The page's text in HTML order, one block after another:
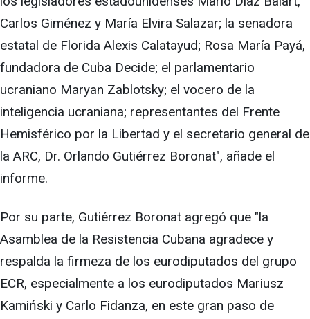
Carlos Giménez y María Elvira Salazar; la senadora
estatal de Florida Alexis Calatayud; Rosa María Payá,
fundadora de Cuba Decide; el parlamentario
ucraniano Maryan Zablotsky; el vocero de la
inteligencia ucraniana; representantes del Frente
Hemisférico por la Libertad y el secretario general de
la ARC, Dr. Orlando Gutiérrez Boronat", añade el
informe.
Por su parte, Gutiérrez Boronat agregó que "la
Asamblea de la Resistencia Cubana agradece y
respalda la firmeza de los eurodiputados del grupo
ECR, especialmente a los eurodiputados Mariusz
Kamiński y Carlo Fidanza, en este gran paso de